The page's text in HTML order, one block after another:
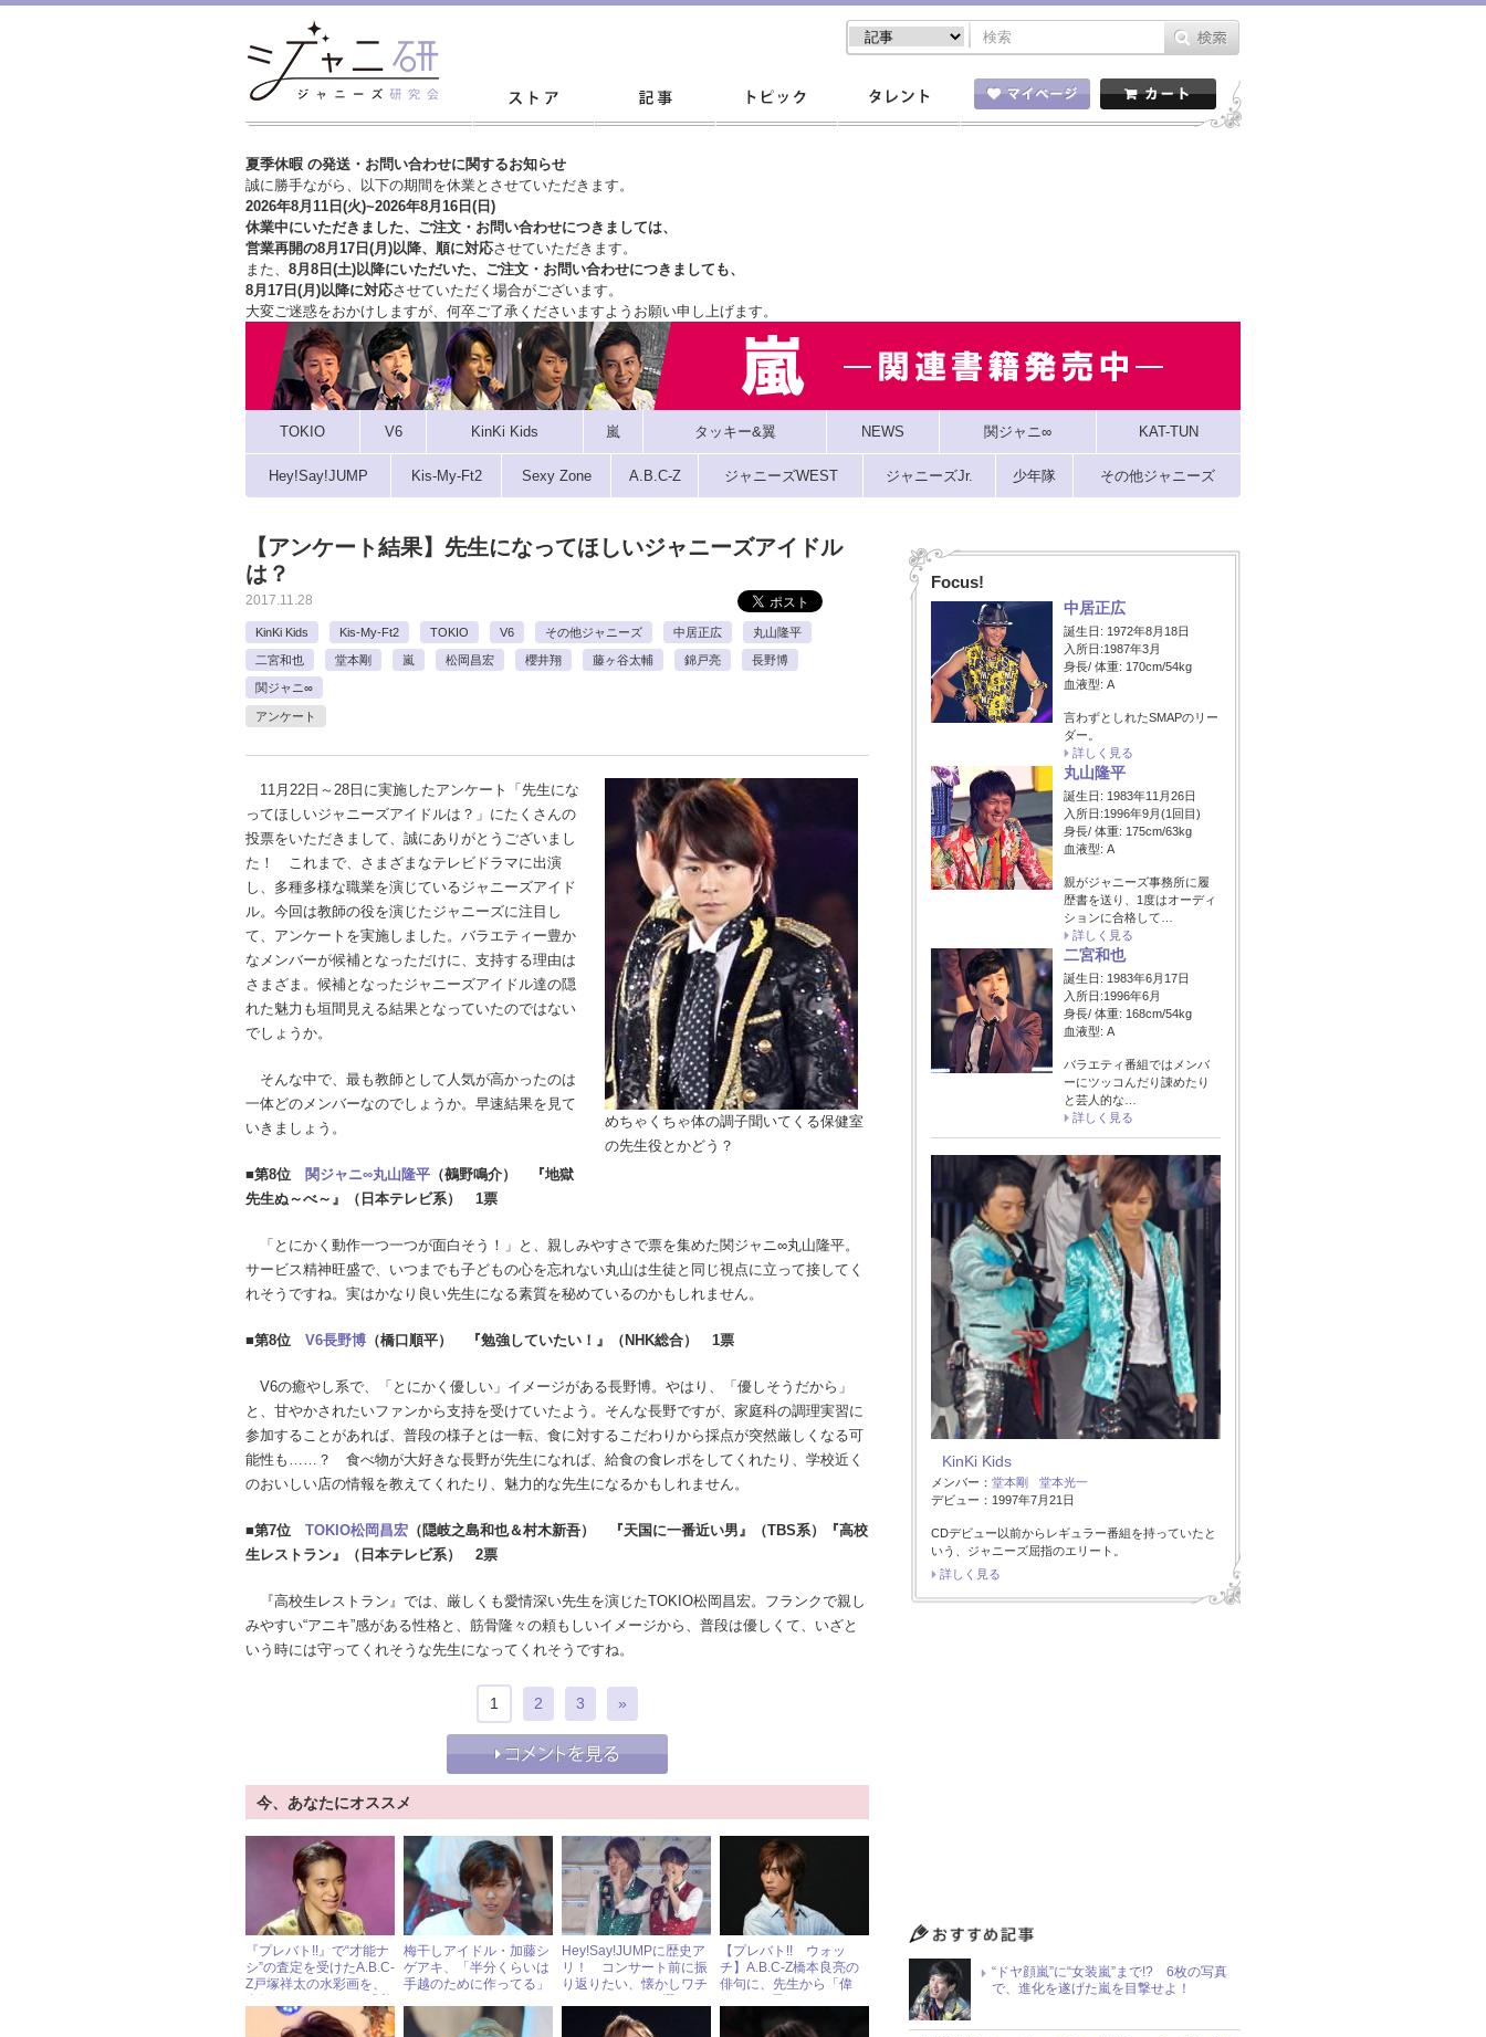
夏季休暇 の発送・お問い合わせに関するお知らせ
誠に勝手ながら、以下の期間を休業とさせていただきます。
2026年8月11日(火)~2026年8月16日(日)
休業中にいただきました、ご注文・お問い合わせにつきましては、
営業再開の8月17日(月)以降、順に対応させていただきます。
また、 8月8日(土)以降にいただいた、ご注文・ お問い合わせにつきましても、
8月17日(月)以降に対応させていただく場合がございます。
大変ご迷惑をおかけしますが、 何卒ご了承くださいますようお願い申し上げます。
TOKIO V6 KinKi Kids 嵐 タッキー&翼 NEWS 関ジャニ∞ KAT-TUN
Hey!Say!JUMP Kis-My-Ft2 Sexy Zone A.B.C-Z ジャニーズWEST ジャニーズJr. 少年隊 その他ジャニーズ
【アンケート結果】先生になってほしいジャニーズアイドル
は？
2017.11.28
KinKi Kids Kis-My-Ft2 TOKIO V6 その他ジャニーズ 中居正広 丸山隆平
二宮和也 堂本剛 嵐 松岡昌宏 櫻井翔 藤ヶ谷太輔 錦戸亮 長野博
関ジャニ∞
アンケート
めちゃくちゃ体の調子聞いてくる保健室
の先生役とかどう？
11月22日～28日に実施したアンケート「先生にな
ってほしいジャニーズアイドルは？」にたくさんの
投票をいただきまして、誠にありがとうございまし
た！ これまで、さまざまなテレビドラマに出演
し、多種多様な職業を演じているジャニーズアイド
ル。今回は教師の役を演じたジャニーズに注目し
て、アンケートを実施しました。バラエティー豊か
なメンバーが候補となっただけに、支持する理由は
さまざま。候補となったジャニーズアイドル達の隠
れた魅力も垣間見える結果となっていたのではない
でしょうか。
そんな中で、最も教師として人気が高かったのは
一体どのメンバーなのでしょうか。早速結果を見て
いきましょう。
■第8位 関ジャニ∞丸山隆平 （鵺野鳴介） 『地獄
先生ぬ～べ～』（日本テレビ系） 1票
「とにかく動作一つ一つが面白そう！」と、親しみやすさで票を集めた関ジャニ∞丸山隆平。
サービス精神旺盛で、いつまでも子どもの心を忘れない丸山は生徒と同じ視点に立って接してく
れそうですね。実はかなり良い先生になる素質を秘めているのかもしれません。
■第8位 V6長野博 （橋口順平） 『勉強していたい！』（NHK総合） 1票
V6の癒やし系で、「とにかく優しい」イメージがある長野博。やはり、「優しそうだから」
と、甘やかされたいファンから支持を受けていたよう。そんな長野ですが、家庭科の調理実習に
参加することがあれば、普段の様子とは一転、食に対するこだわりから採点が突然厳しくなる可
能性も……？ 食べ物が大好きな長野が先生になれば、給食の食レポをしてくれたり、学校近く
のおいしい店の情報を教えてくれたり、魅力的な先生になるかもしれません。
■第7位 TOKIO松岡昌宏 （隠岐之島和也＆村木新吾） 『天国に一番近い男』（TBS系）『高校
生レストラン』（日本テレビ系） 2票
『高校生レストラン』では、厳しくも愛情深い先生を演じたTOKIO松岡昌宏。フランクで親し
みやすい“アニキ”感がある性格と、筋骨隆々の頼もしいイメージから、普段は優しくて、いざと
いう時には守ってくれそうな先生になってくれそうですね。
1 2 3 »
今、あなたにオススメ
『プレバト!!』で“才能ナ
シ”の査定を受けたA.B.C-
Z戸塚祥太の水彩画を、
的には有望！」と大絶
梅干しアイドル・加藤シ
ゲアキ、「半分くらいは
手越のために作ってる」
Hey!Say!JUMPに歴史ア
リ！ コンサート前に振
り返りたい、懐かしワチ
【プレバト!! ウォッ
チ】A.B.C-Z橋本良亮の
俳句に、先生から「偉
Focus!
中居正広
誕生日: 1972年8月18日
入所日:1987年3月
身長/ 体重: 170cm/54kg
血液型: A
言わずとしれたSMAPのリー
ダー。
詳しく見る
丸山隆平
誕生日: 1983年11月26日
入所日:1996年9月(1回目)
身長/ 体重: 175cm/63kg
血液型: A
親がジャニーズ事務所に履
歴書を送り、1度はオーディ
ションに合格して…
詳しく見る
二宮和也
誕生日: 1983年6月17日
入所日:1996年6月
身長/ 体重: 168cm/54kg
血液型: A
バラエティ番組ではメンバ
ーにツッコんだり諌めたり
と芸人的な…
詳しく見る
KinKi Kids
メンバー： 堂本剛
堂本光一
デビュー：1997年7月21日
CDデビュー以前からレギュラー番組を持っていたと
いう、ジャニーズ屈指のエリート。
詳しく見る
“ドヤ顔嵐”に“女装嵐”まで!? 6枚の写真
で、進化を遂げた嵐を目撃せよ！